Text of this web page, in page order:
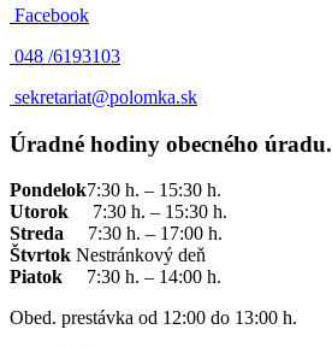
Facebook
048 /6193103
sekretariat@polomka.sk
Úradné hodiny obecného úradu.
Pondelok7:30 h. – 15:30 h.
Utorok 7:30 h. – 15:30 h.
Streda 7:30 h. – 17:00 h.
Štvrtok Nestránkový deň
Piatok
7:30 h. – 14:00 h.
Obed. prestávka od 12:00 do 13:00 h.